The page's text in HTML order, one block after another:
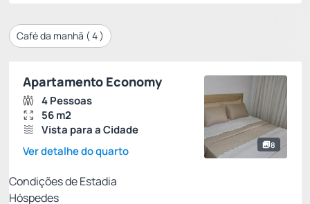
Café da manhã ( 4)
8
Apartamento Economy
4 Pessoas
56 m2
Vista para a Cidade
Ver detalhe do quarto
Condições de Estadia
Hóspedes